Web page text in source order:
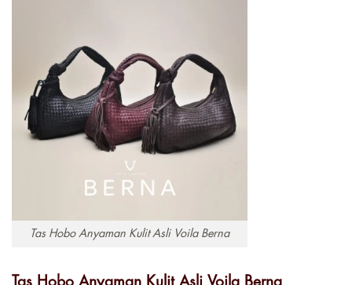
Tas Hobo Anyaman Kulit Asli Voila Berna
Tas Hobo Anyaman Kulit Asli Voila Berna